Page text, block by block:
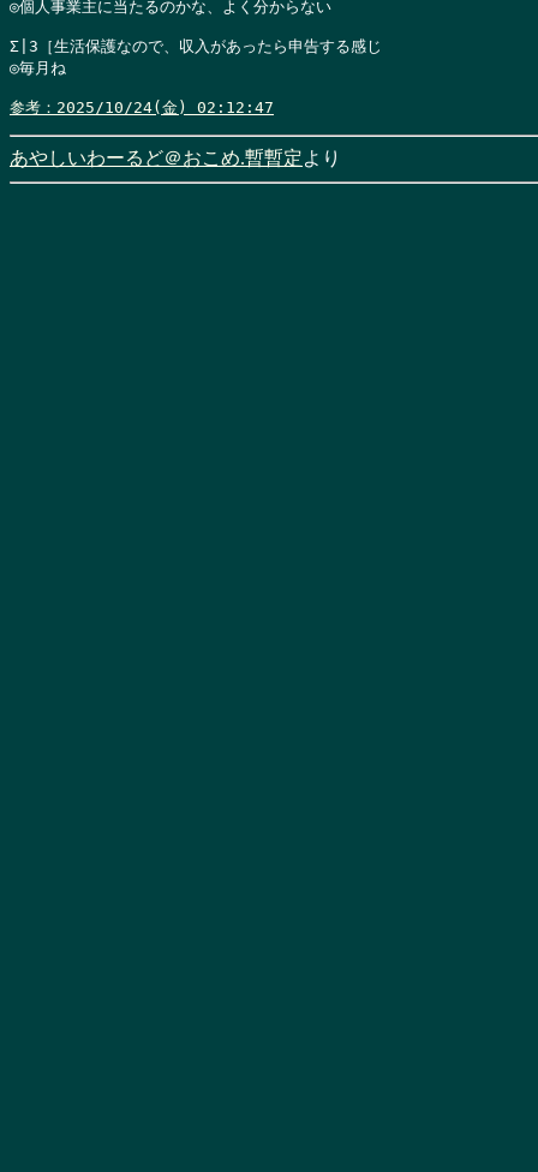
◎個人事業主に当たるのかな、よく分からない
Σ|3［生活保護なので、収入があったら申告する感じ
◎毎月ね
参考：2025/10/24(金) 02:12:47
あやしいわーるど＠おこめ.暫暫定より